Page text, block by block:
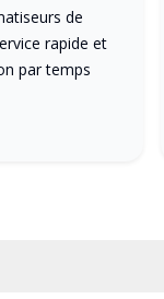
de
rapide et
par temps